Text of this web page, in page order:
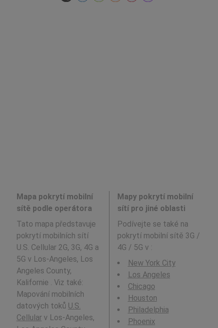
Mapa pokrytí mobilní
sítě podle operátora
Tato mapa představuje
pokrytí mobilních sítí
U.S. Cellular 2G, 3G, 4G a
5G v Los-Angeles, Los
Angeles County,
Kalifornie . Viz také:
Mapování mobilních
datových toků U.S.
Cellularv Los-Angeles,
Mapy pokrytí mobilní
sítí pro jiné oblasti
Podívejte se také na
pokrytí mobilní sítě 3G /
4G / 5G v :
New York City
Los Angeles
Chicago
Houston
Philadelphia
Phoenix